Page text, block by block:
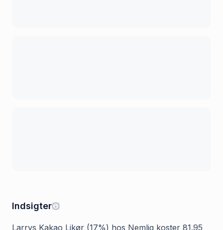
Indsigter
Larrys Kakao Likør (17%) hos Nemlig koster 81.95